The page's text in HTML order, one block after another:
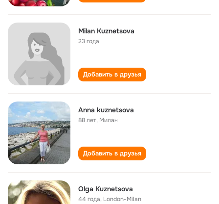
Milan Kuznetsova
23 года
Добавить в друзья
Anna kuznetsova
88 лет, Милан
Добавить в друзья
Olga Kuznetsova
44 года, London-Milan